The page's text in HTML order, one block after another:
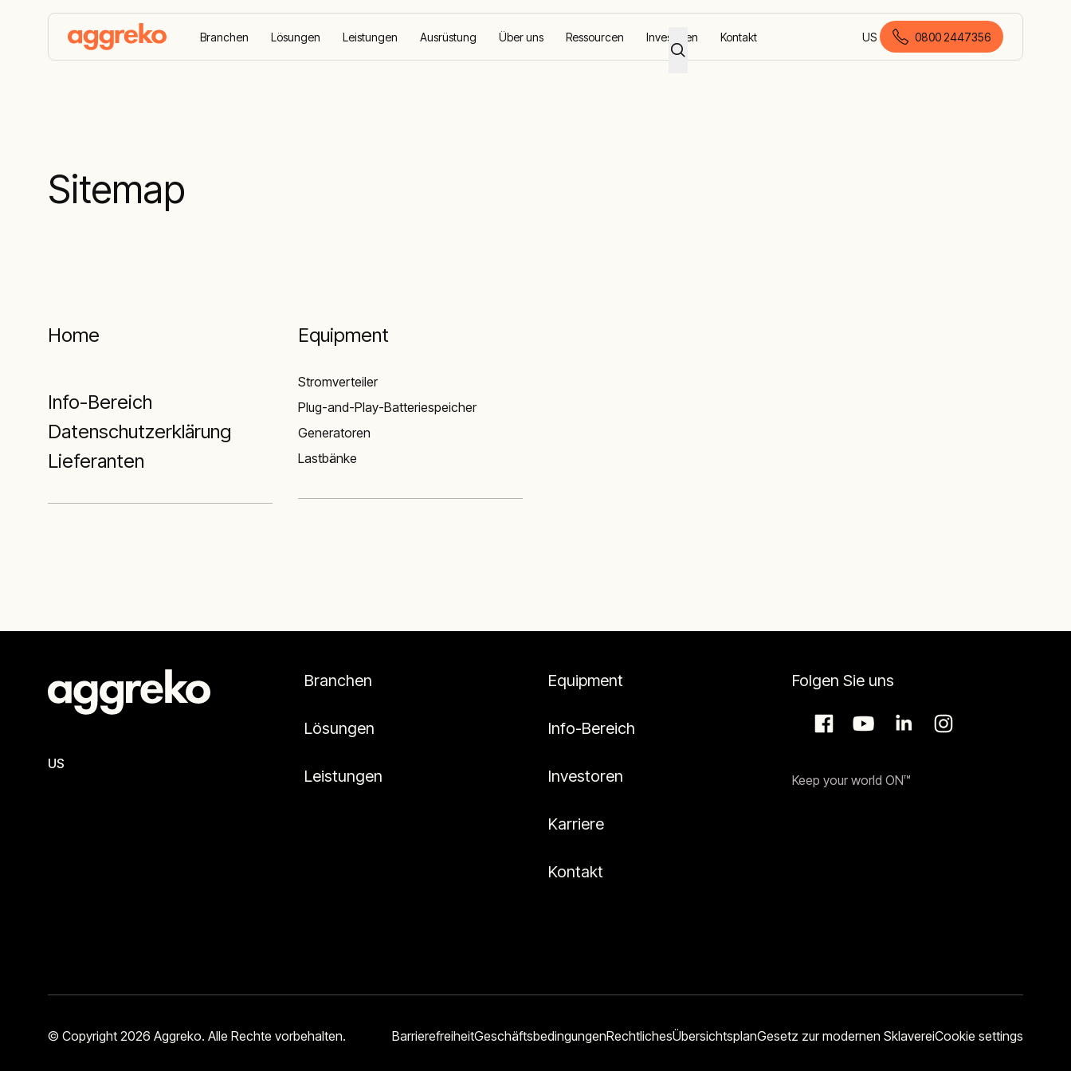
Branchen Lösungen Leistungen Ausrüstung Über uns Ressourcen Investoren Kontakt US
Deutsch (Deutschland)
0800 2447356
Sitemap
Home
Info-Bereich
Datenschutzerklärung
Lieferanten
Equipment
Stromverteiler
Plug-and-Play-Batteriespeicher
Generatoren
Lastbänke
US
Branchen
Lösungen
Leistungen
Equipment
Info-Bereich
Investoren
Karriere
Kontakt
Folgen Sie uns
Keep your world ON™
© Copyright 2026 Aggreko. Alle Rechte vorbehalten. BarrierefreiheitGeschäftsbedingungenRechtlichesÜbersichtsplanGesetz zur modernen SklavereiCookie settings